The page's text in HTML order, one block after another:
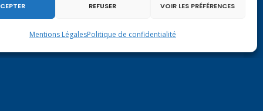
REFUSER VOIR LES PRÉFÉRENCES
Mentions LégalesPolitique de confidentialité
virginie.duby-muller@assemblee-nationale.fr